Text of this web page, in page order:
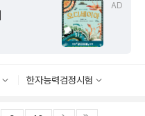
AD
한자능력검정시험